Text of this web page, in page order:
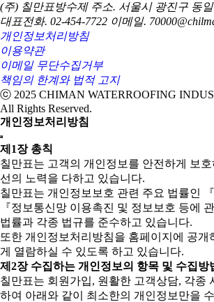
(주) 칠만표방수제 주소. 서울시 광진구 동
대표전화. 02-454-7722 이메일.
개인정보처리방침
이용약관
이메일 무단수집거부
책임의 한계와 법적 고지
ⓒ 2025 CHIMAN WATERROOFING
All Rights Reserved.
개인정보처리방침
제1장 총칙
칠만표는 고객의 개인정보를 안전하게 보
선의 노력을 다하고 있습니다.
칠만표는 개인정보보호 관련 주요 법률인
『정보통신망 이용촉진 및 정보보호 등에
법률과 각종 법규를 준수하고 있습니다.
또한 개인정보처리방침을 홈페이지에 공개
게 열람하실 수 있도록 하고 있습니다.
제2장 수집하는 개인정보의 항목 및 수집방
칠만표는 회원가입, 원활한 고객상담, 각종
하여 아래와 같이 최소한의 개인정보만을